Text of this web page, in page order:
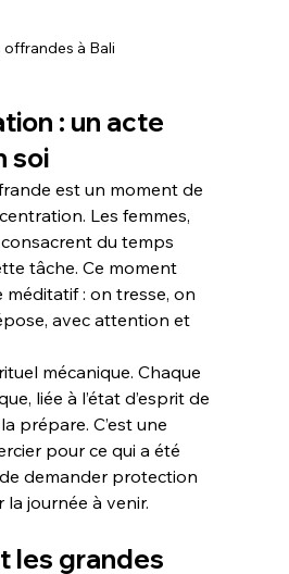
offrandes à Bali
: un acte
soi
est un moment de
Les femmes,
du temps
tâche. Ce moment
: on tresse, on
avec attention et
mécanique. Chaque
liée à l’état d’esprit de
prépare. C’est une
pour ce qui a été
de demander protection
journée à venir.
les grandes